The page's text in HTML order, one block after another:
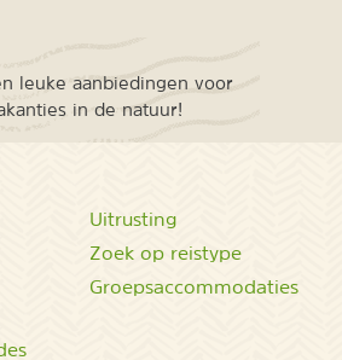
leuke aanbiedingen voor
in de natuur!
Uitrusting
Zoek op reistype
Groepsaccommodaties